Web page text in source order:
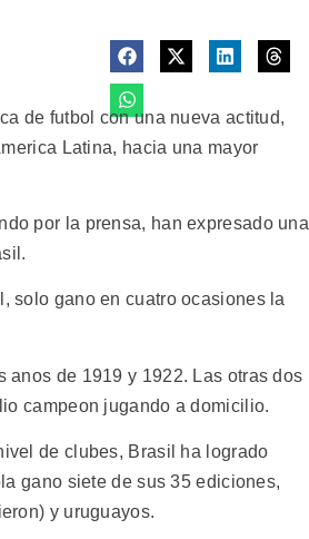
de futbol con una nueva actitud,
Latina, hacia una mayor
por la prensa, han expresado una
solo gano en cuatro ocasiones la
de 1919 y 1922. Las otras dos
campeon jugando a domicilio.
de clubes, Brasil ha logrado
gano siete de sus 35 ediciones,
y uruguayos.